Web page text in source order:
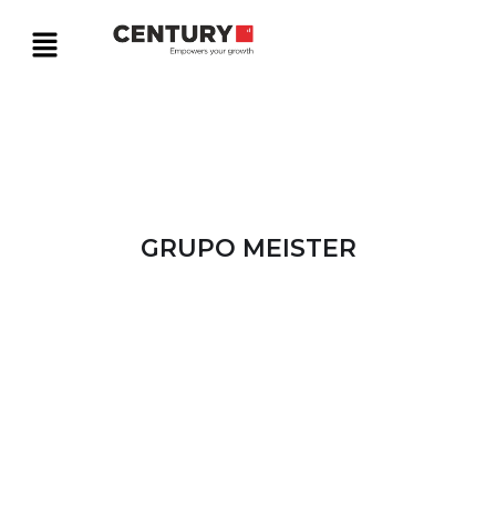
GRUPO MEISTER